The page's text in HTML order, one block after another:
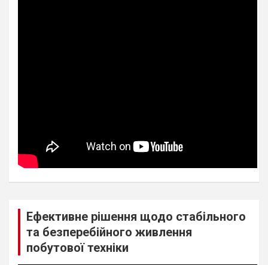
Ефективне рішення щодо стабільного
та безперебійного живлення
побутової техніки